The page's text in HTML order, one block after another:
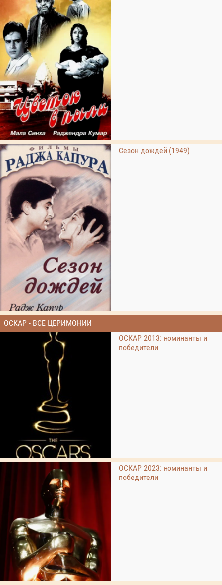
Сезон дождей (1949)
ОСКАР - ВСЕ ЦЕРИМОНИИ
ОСКАР 2013: номинанты и
победители
ОСКАР 2023: номинанты и
победители